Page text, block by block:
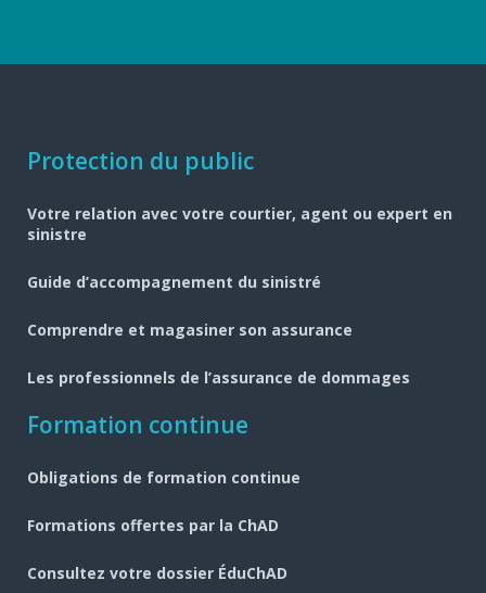
Navigation
pied
de
page
Protection du public
Votre relation avec votre courtier, agent ou expert en
sinistre
Guide d’accompagnement du sinistré
Comprendre et magasiner son assurance
Les professionnels de l’assurance de dommages
Formation continue
Obligations de formation continue
Formations offertes par la ChAD
Consultez votre dossier ÉduChAD